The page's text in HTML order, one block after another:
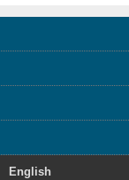
English